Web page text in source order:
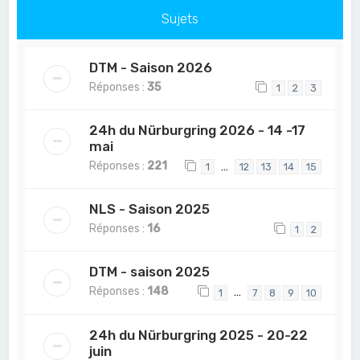
Sujets
DTM - Saison 2026
Réponses :35 1 2 3
24h du Nürburgring 2026 - 14 -17
mai
Réponses : 221 1 … 12 13 14 15
NLS - Saison 2025
Réponses : 16 1 2
DTM - saison 2025
Réponses : 148 1 … 7 8 9 10
24h du Nürburgring 2025 - 20-22
juin